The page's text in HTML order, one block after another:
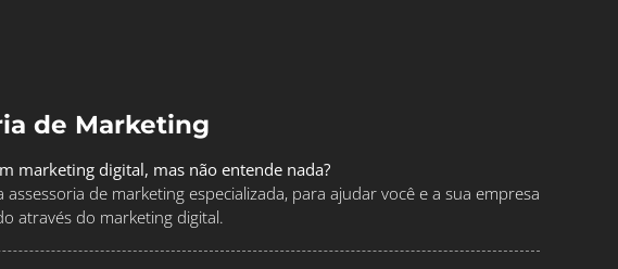
de Marketing
marketing digital, mas não entende nada?
assessoria de marketing especializada, para ajudar você e a sua empresa
através do marketing digital.